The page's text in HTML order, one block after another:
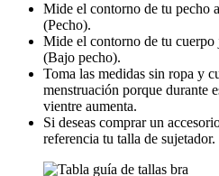
Mide el contorno de tu pecho
(Pecho).
Mide el contorno de tu
(Bajo pecho).
Toma las medidas sin ropa y
menstruación porque durante
vientre aumenta.
Si deseas comprar un
referencia tu talla de sujetador.